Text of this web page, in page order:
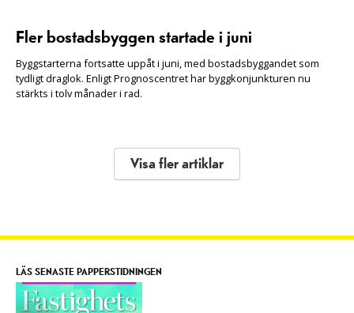
Fler bostadsbyggen startade i juni
Byggstarterna fortsatte uppåt i juni, med bostadsbyggandet som
tydligt draglok. Enligt Prognoscentret har byggkonjunkturen nu
stärkts i tolv månader i rad.
Visa fler artiklar
LÄS SENASTE PAPPERSTIDNINGEN